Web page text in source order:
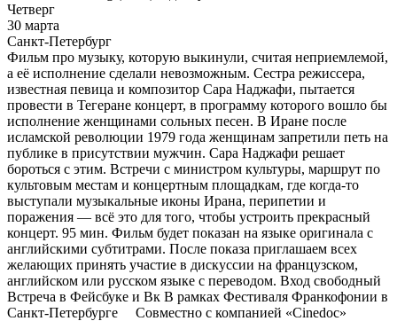
Четверг
30 марта
Санкт-Петербург
Фильм про музыку, которую выкинули, считая неприемлемой,
а её исполнение сделали невозможным. Сестра режиссера,
известная певица и композитор Сара Наджафи, пытается
провести в Тегеране концерт, в программу которого вошло бы
исполнение женщинами сольных песен. В Иране после
исламской революции 1979 года женщинам запретили петь на
публике в присутствии мужчин. Сара Наджафи решает
бороться с этим. Встречи с министром культуры, маршрут по
культовым местам и концертным площадкам, где когда-то
выступали музыкальные иконы Ирана, перипетии и
поражения — всё это для того, чтобы устроить прекрасный
концерт. 95 мин. Фильм будет показан на языке оригинала с
английскими субтитрами. После показа приглашаем всех
желающих принять участие в дискуссии на французском,
английском или русском языке с переводом. Вход свободный
Встреча в Фейсбуке и Вк В рамках Фестиваля Франкофонии в
Санкт-Петербурге Совместно с компанией «Cinedoc»